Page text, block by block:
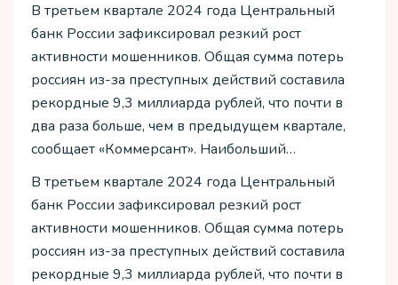
В третьем квартале 2024 года Центральный
банк России зафиксировал резкий рост
активности мошенников. Общая сумма потерь
россиян из-за преступных действий составила
рекордные 9,3 миллиарда рублей, что почти в
два раза больше, чем в предыдущем квартале,
сообщает «Коммерсант». Наибольший…
В третьем квартале 2024 года Центральный
банк России зафиксировал резкий рост
активности мошенников. Общая сумма потерь
россиян из-за преступных действий составила
рекордные 9,3 миллиарда рублей, что почти в